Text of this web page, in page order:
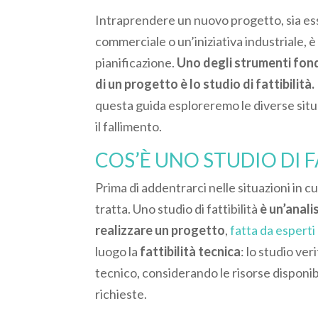
Intraprendere un nuovo progetto, sia
commerciale o un’iniziativa industriale,
pianificazione. Uno degli strumenti
di un progetto è lo studio di fattibilità.
questa guida esploreremo le diverse
il fallimento.
COS’È UNO STUDIO DI
Prima di addentrarci nelle situazioni in
tratta. Uno studio di fattibilità è
realizzare un progetto,fatta da
luogo la fattibilità tecnica: lo studio
tecnico, considerando le risorse
richieste.